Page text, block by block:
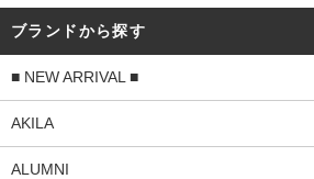
ブランドから探す
■ NEW ARRIVAL ■
AKILA
ALUMNI